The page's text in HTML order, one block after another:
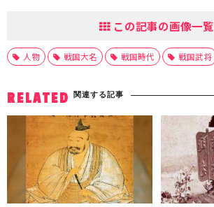
この記事の画像一覧
人物 戦国大名 戦国時代 戦国武将
RELATED 関連する記事